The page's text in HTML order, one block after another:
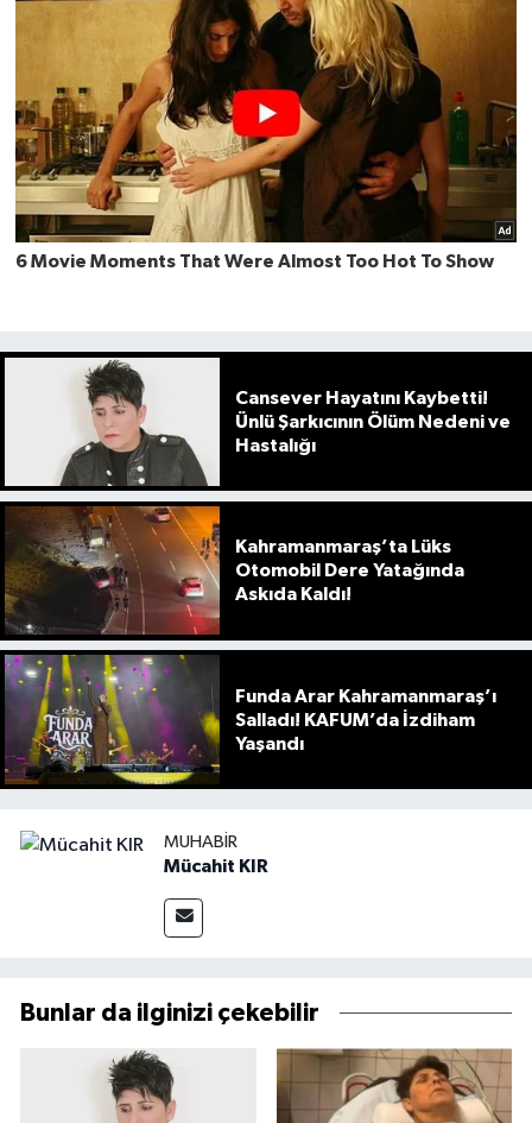
Cansever Hayatını Kaybetti!
Ünlü Şarkıcının Ölüm Nedeni ve
Hastalığı
Kahramanmaraş’ta Lüks
Otomobil Dere Yatağında
Askıda Kaldı!
Funda Arar Kahramanmaraş’ı
Salladı! KAFUM’da İzdiham
Yaşandı
MUHABIR
Mücahit KIR
Bunlar da ilginizi çekebilir